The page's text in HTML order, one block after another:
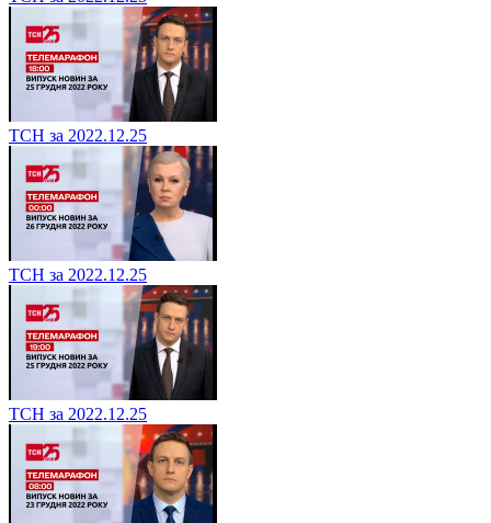
ТСН за 2022.12.25
ТСН за 2022.12.25
ТСН за 2022.12.25